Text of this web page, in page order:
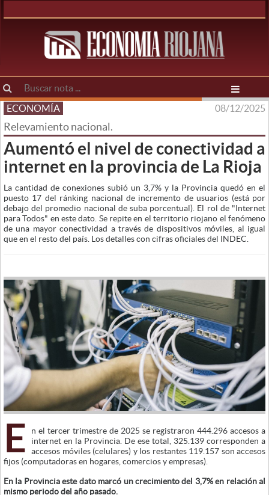
ECONOMÍA 08/12/2025
Relevamiento nacional.
Aumentó el nivel de conectividad a
internet en la provincia de La Rioja
La cantidad de conexiones subió un 3,7% y la Provincia quedó en el
puesto 17 del ránking nacional de incremento de usuarios (está por
debajo del promedio nacional de suba porcentual). El rol de "Internet
para Todos" en este dato. Se repite en el territorio riojano el fenómeno
de una mayor conectividad a través de dispositivos móviles, al igual
que en el resto del país. Los detalles con cifras oficiales del INDEC.
E
n el tercer trimestre de 2025 se registraron 444.296 accesos a
internet en la Provincia. De ese total, 325.139 corresponden a
accesos móviles (celulares) y los restantes 119.157 son accesos
fijos (computadoras en hogares, comercios y empresas).
En la Provincia este dato marcó un crecimiento del 3,7% en relación al
mismo periodo del año pasado.